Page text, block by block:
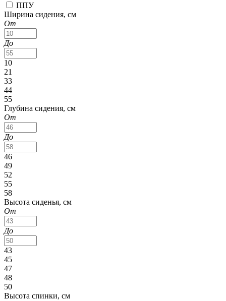
ППУ
Ширина сидения, см
От
До
10
21
33
44
55
Глубина сидения, см
От
До
46
49
52
55
58
Высота сиденья, см
От
До
43
45
47
48
50
Высота спинки, см